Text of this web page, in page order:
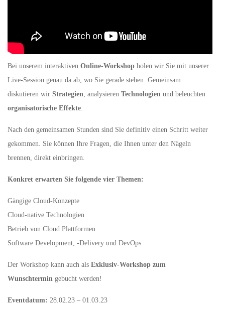
Bei unserem interaktiven Online-Workshop holen wir Sie mit unserer
Live-Session genau da ab, wo Sie gerade stehen. Gemeinsam
diskutieren wir Strategien, analysieren Technologien und beleuchten
organisatorische Effekte.
Nach den gemeinsamen Stunden sind Sie definitiv einen Schritt weiter
gekommen. Sie können Ihre Fragen, die Ihnen unter den Nägeln
brennen, direkt einbringen.
Konkret erwarten Sie folgende vier Themen:
Gängige Cloud-Konzepte
Cloud-native Technologien
Betrieb von Cloud Plattformen
Software Development, -Delivery und DevOps
Der Workshop kann auch als Exklusiv-Workshop zum
Wunschtermin gebucht werden!
Eventdatum: 28.02.23 – 01.03.23